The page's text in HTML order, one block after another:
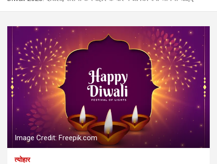
Image Credit: Freepik.com
त्योहार